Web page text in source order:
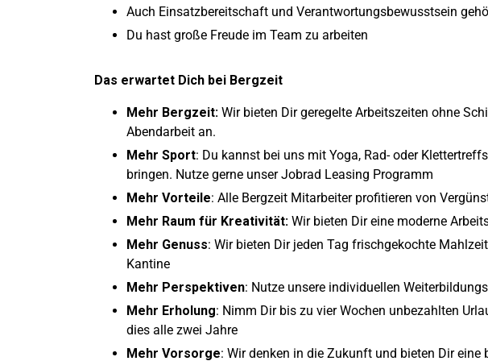
Auch Einsatzbereitschaft und Verantwortungsbewusstsein
Du hast große Freude im Team zu arbeiten
Das erwartet Dich bei Bergzeit
Mehr Bergzeit: Wir bieten Dir geregelte Arbeitszeiten ohne
Abendarbeit an.
Mehr Sport: Du kannst bei uns mit Yoga, Rad- oder
bringen. Nutze gerne unser Jobrad Leasing Programm
Mehr Vorteile: Alle Bergzeit Mitarbeiter profitieren von
Mehr Raum für Kreativität: Wir bieten Dir eine moderne
Mehr Genuss: Wir bieten Dir jeden Tag frischgekochte
Kantine
Mehr Perspektiven: Nutze unsere individuellen
Mehr Erholung: Nimm Dir bis zu vier Wochen unbezahlten
dies alle zwei Jahre
Mehr Vorsorge: Wir denken in die Zukunft und bieten Dir eine